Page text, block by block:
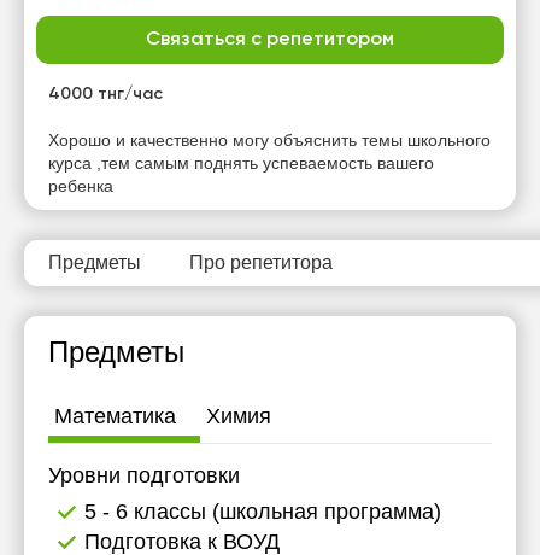
Связаться с репетитором
4000 тнг/час
Хорошо и качественно могу объяснить темы школьного
курса ,тем самым поднять успеваемость вашего
ребенка
Предметы Про репетитора
Предметы
Математика Химия
Уровни подготовки
5 - 6 классы (школьная программа)
Подготовка к ВОУД
пт
сб
Нет
свободных
часов
Нет
свободных
Нет
свободных
Нет
свободных